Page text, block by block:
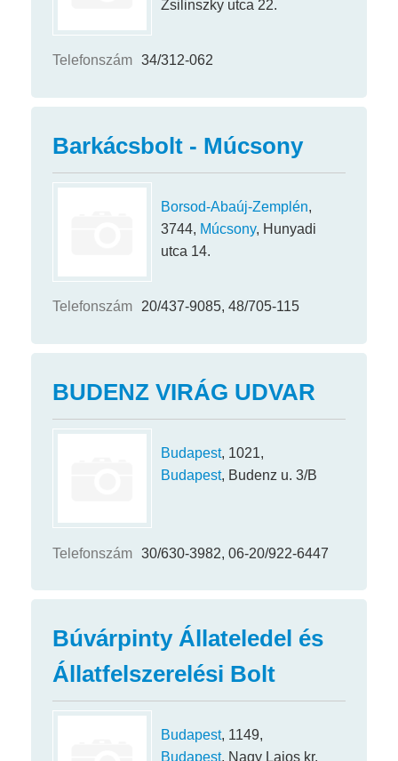
Zsilinszky utca 22.
Telefonszám 34/312-062
Barkácsbolt - Múcsony
Borsod-Abaúj-Zemplén,
3744, Múcsony, Hunyadi
utca 14.
Telefonszám 20/437-9085, 48/705-115
BUDENZ VIRÁG UDVAR
Budapest, 1021,
Budapest, Budenz u. 3/B
Telefonszám 30/630-3982, 06-20/922-6447
Búvárpinty Állateledel és
Állatfelszerelési Bolt
Budapest, 1149,
Budapest, Nagy Lajos kr.